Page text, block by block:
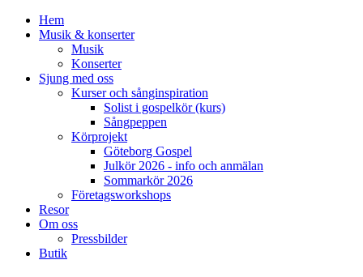
Hem
Musik & konserter
Musik
Konserter
Sjung med oss
Kurser och sånginspiration
Solist i gospelkör (kurs)
Sångpeppen
Körprojekt
Göteborg Gospel
Julkör 2026 - info och anmälan
Sommarkör 2026
Företagsworkshops
Resor
Om oss
Pressbilder
Butik